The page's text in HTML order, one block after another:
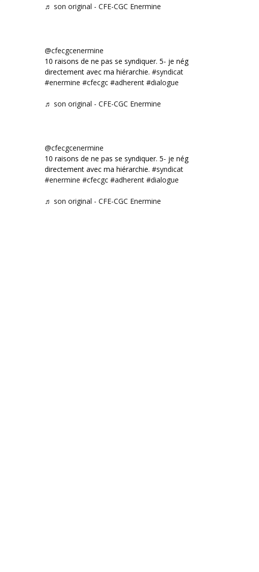
♬ son original - CFE-CGC Enermine
@cfecgcenermine
10 raisons de ne pas se syndiquer. 5- je négocie
directement avec ma hiérarchie. #syndicat
#enermine #cfecgc #adherent #dialogue
♬ son original - CFE-CGC Enermine
@cfecgcenermine
10 raisons de ne pas se syndiquer. 5- je négocie
directement avec ma hiérarchie. #syndicat
#enermine #cfecgc #adherent #dialogue
♬ son original - CFE-CGC Enermine